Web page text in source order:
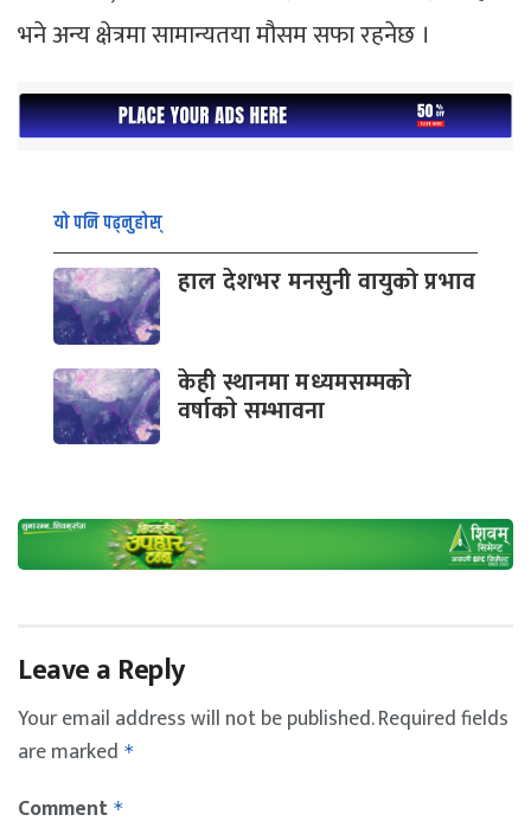
भने अन्य क्षेत्रमा सामान्यतया मौसम सफा रहनेछ ।
यो पनि पढ्नुहोस्
हाल देशभर मनसुनी वायुको प्रभाव
केही स्थानमा मध्यमसम्मको
वर्षाकाे सम्भावना
Leave a Reply
Your email address will not be published.Required fields
are marked *
Comment *